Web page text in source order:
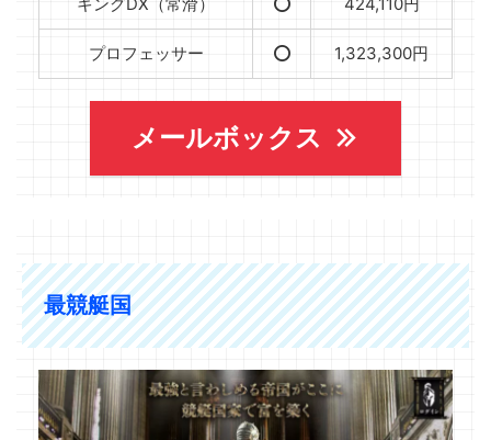
プロフェッサー ⭕️ 1,323,300円
メールボックス
最競艇国